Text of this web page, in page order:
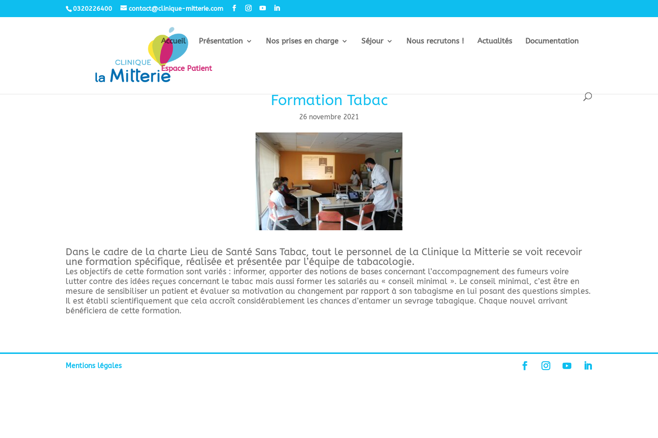
0320226400 contact@clinique-mitterie.com
Accueil Présentation Nos prises en charge Séjour Nous recrutons ! Actualités Documentation
Espace Patient
Formation Tabac
26 novembre 2021
Dans le cadre de la charte Lieu de Santé Sans Tabac, tout le personnel de la Clinique la Mitterie se voit recevoir
une formation spécifique, réalisée et présentée par l’équipe de tabacologie.
Les objectifs de cette formation sont variés : informer, apporter des notions de bases concernant l’accompagnement des fumeurs voire
lutter contre des idées reçues concernant le tabac mais aussi former les salariés au « conseil minimal ». Le conseil minimal, c’est être en
mesure de sensibiliser un patient et évaluer sa motivation au changement par rapport à son tabagisme en lui posant des questions simples.
Il est établi scientifiquement que cela accroît considérablement les chances d’entamer un sevrage tabagique. Chaque nouvel arrivant
bénéficiera de cette formation.
Mentions légales
!
d'être sûrs que le contenu